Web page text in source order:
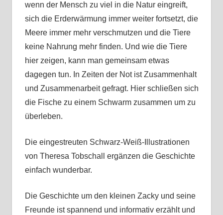
wenn der Mensch zu viel in die Natur eingreift,
sich die Erderwärmung immer weiter fortsetzt, die
Meere immer mehr verschmutzen und die Tiere
keine Nahrung mehr finden. Und wie die Tiere
hier zeigen, kann man gemeinsam etwas
dagegen tun. In Zeiten der Not ist Zusammenhalt
und Zusammenarbeit gefragt. Hier schließen sich
die Fische zu einem Schwarm zusammen um zu
überleben.
Die eingestreuten Schwarz-Weiß-Illustrationen
von Theresa Tobschall ergänzen die Geschichte
einfach wunderbar.
Die Geschichte um den kleinen Zacky und seine
Freunde ist spannend und informativ erzählt und